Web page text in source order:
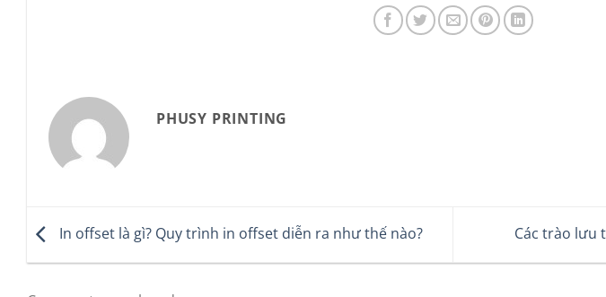
PHUSY PRINTING
In offset là gì? Quy trình in offset diễn ra như thế nào? Các trào lưu